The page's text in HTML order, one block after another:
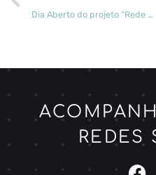
Dia Aberto do projeto “Rede de Parcelas Permanentes” a 25 de março
REDES